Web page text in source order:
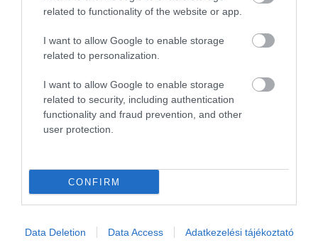
related to functionality of the website or app.
I want to allow Google to enable storage
related to personalization.
I want to allow Google to enable storage
related to security, including authentication
functionality and fraud prevention, and other
user protection.
CONFIRM
Data Deletion Data Access Adatkezelési tájékoztató
Sportkocsikat fog ismét gyártani a
Peugeot
Új emblémával és piaci